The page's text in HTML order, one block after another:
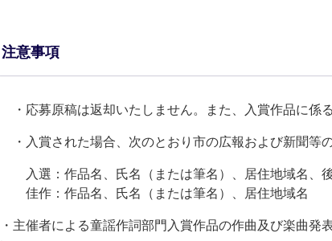
注意事項
・応募原稿は返却いたしません。また、入賞作品に係
・入賞された場合、次のとおり市の広報および新聞等
入選：作品名、氏名（または筆名）、居住地域名、
佳作：作品名、氏名（または筆名）、居住地域名
・主催者による童謡作詞部門入賞作品の作曲及び楽曲発